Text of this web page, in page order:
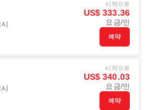
시작으로
US$ 333.36
요금/인
예약
시작으로
US$ 340.03
요금/인
예약